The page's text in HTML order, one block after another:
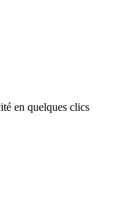
en quelques clics